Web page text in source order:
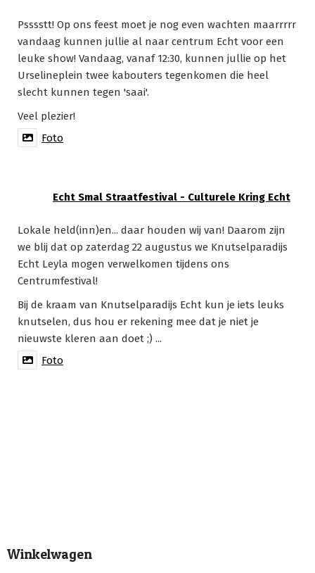
Psssstt! Op ons feest moet je nog even wachten maarrrrr
vandaag kunnen jullie al naar centrum Echt voor een
leuke show! Vandaag, vanaf 12:30, kunnen jullie op het
Urselineplein twee kabouters tegenkomen die heel
slecht kunnen tegen 'saai'.
Veel plezier!
Foto
Echt Smal Straatfestival - Culturele Kring Echt
Lokale held(inn)en... daar houden wij van! Daarom zijn
we blij dat op zaterdag 22 augustus we Knutselparadijs
Echt Leyla mogen verwelkomen tijdens ons
Centrumfestival!
Bij de kraam van Knutselparadijs Echt kun je iets leuks
knutselen, dus hou er rekening mee dat je niet je
nieuwste kleren aan doet ;) ...
Foto
Winkelwagen